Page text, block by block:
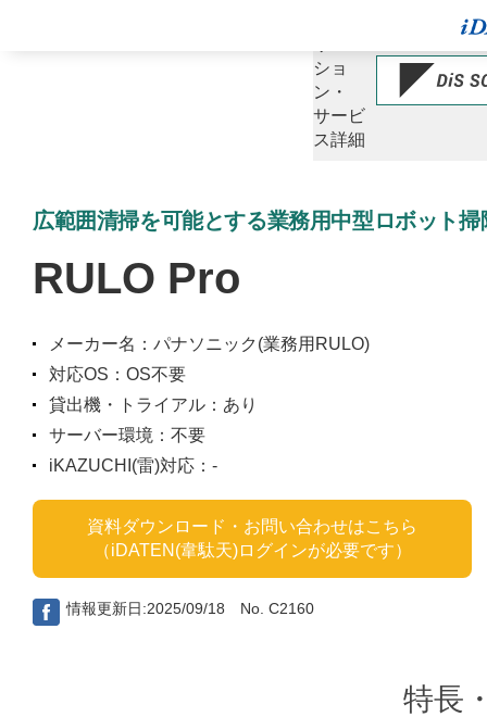
ショ
ン・
サービ
ス詳細
広範囲清掃を可能とする業務用中型ロボット掃
RULO Pro
メーカー名：パナソニック(業務用RULO)
対応OS：OS不要
貸出機・トライアル：あり
サーバー環境：不要
iKAZUCHI(雷)対応：-
資料ダウンロード・お問い合わせはこちら
（iDATEN(韋駄天)ログインが必要です）
情報更新日:2025/09/18 No. C2160
特長